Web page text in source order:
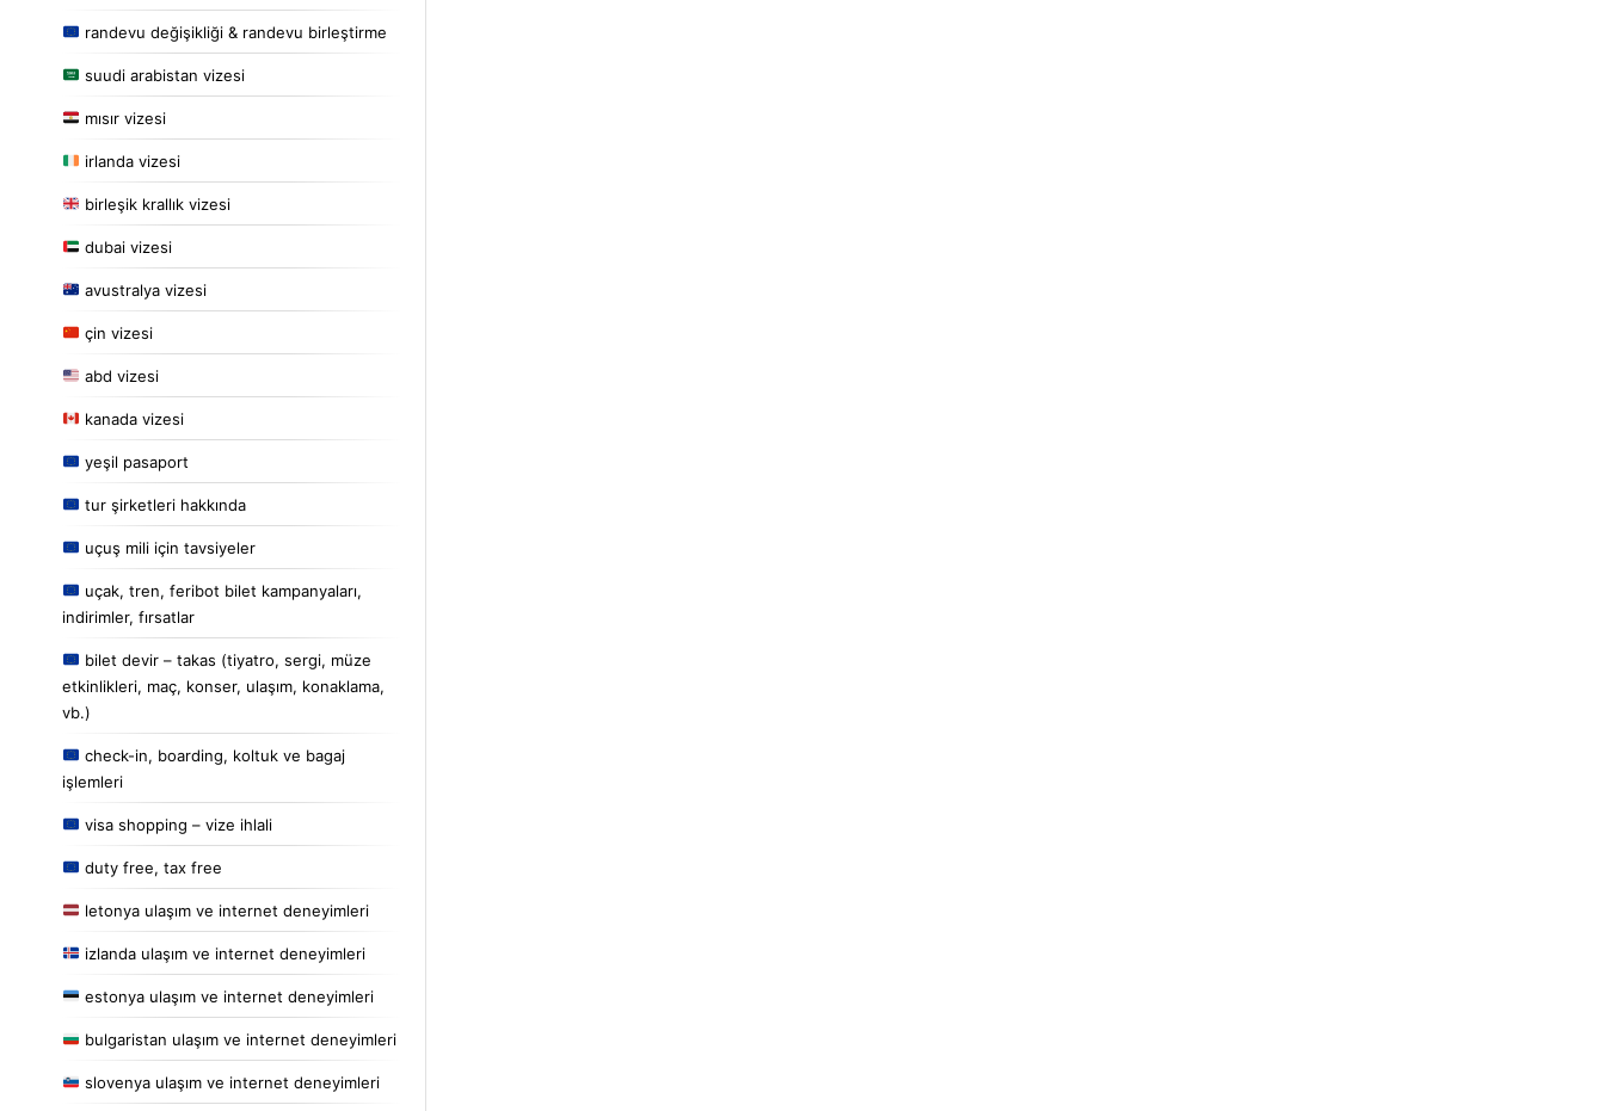
randevu değişikliği & randevu birleştirme
suudi arabistan vizesi
mısır vizesi
irlanda vizesi
birleşik krallık vizesi
dubai vizesi
avustralya vizesi
çin vizesi
abd vizesi
kanada vizesi
yeşil pasaport
tur şirketleri hakkında
uçuş mili için tavsiyeler
uçak, tren, feribot bilet kampanyaları,
indirimler, fırsatlar
bilet devir – takas (tiyatro, sergi, müze
etkinlikleri, maç, konser, ulaşım, konaklama,
vb.)
check-in, boarding, koltuk ve bagaj
işlemleri
visa shopping – vize ihlali
duty free, tax free
letonya ulaşım ve internet deneyimleri
izlanda ulaşım ve internet deneyimleri
estonya ulaşım ve internet deneyimleri
bulgaristan ulaşım ve internet deneyimleri
slovenya ulaşım ve internet deneyimleri